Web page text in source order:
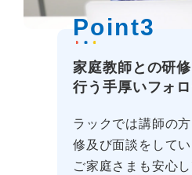
Point3
家庭教師との研
行う手厚いフォ
ラックでは講師の
修及び面談をして
ご家庭さまも安心